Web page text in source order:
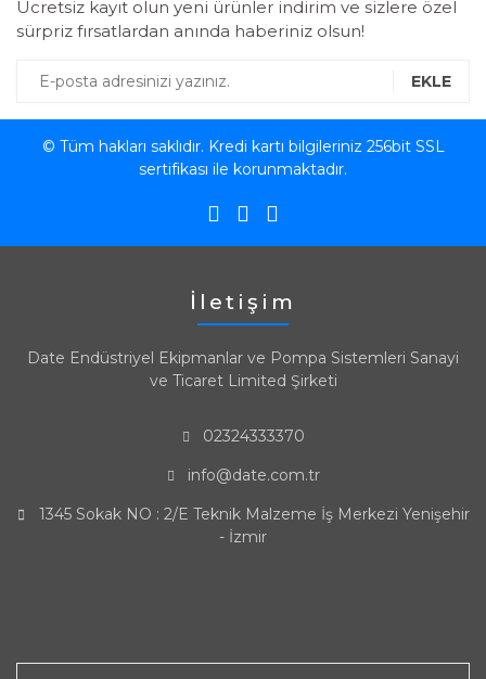
Ücretsiz kayıt olun yeni ürünler indirim ve sizlere özel
sürpriz fırsatlardan anında haberiniz olsun!
EKLE
© Tüm hakları saklıdır. Kredi kartı bilgileriniz 256bit SSL
sertifikası ile korunmaktadır.
İletişim
Date Endüstriyel Ekipmanlar ve Pompa Sistemleri Sanayi
ve Ticaret Limited Şirketi
02324333370
info@date.com.tr
1345 Sokak NO : 2/E Teknik Malzeme İş Merkezi Yenişehir
- İzmir